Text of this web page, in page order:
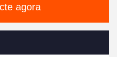
agora